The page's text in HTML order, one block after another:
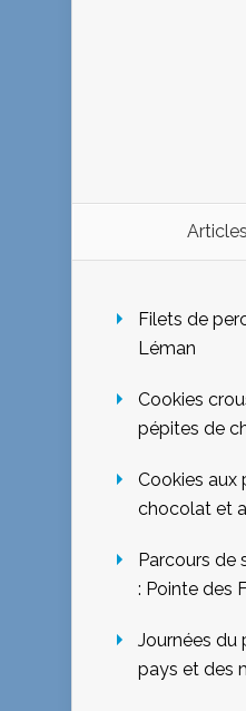
Filets de
Léman
Cookies
pépites de
Cookies aux
chocolat et
Parcours de
: Pointe des
Journées du
pays et des